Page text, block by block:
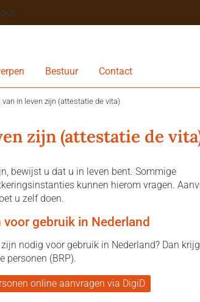
Bestuur Contact
van in leven zijn (attestatie de vita)
zijn (attestatie de
bewijst u dat u in leven bent. Sommige
kunnen hierom vragen.
u zelf doen.
gebruik in Nederland
nodig voor gebruik in Nederland? Dan
personen (BRP).
online aanvragen via DigiD